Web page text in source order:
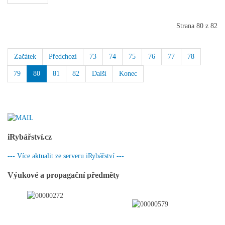
Strana 80 z 82
Začátek Předchozí 73 74 75 76 77 78
79 80 81 82 Další Konec
iRybářství.cz
--- Více aktualit ze serveru iRybářství ---
Výukové a propagační předměty